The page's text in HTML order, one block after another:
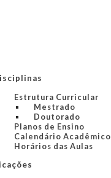
Estrutura Curricular
Mestrado
Doutorado
Planos de Ensino
Calendário Acadêmico
Horários das Aulas